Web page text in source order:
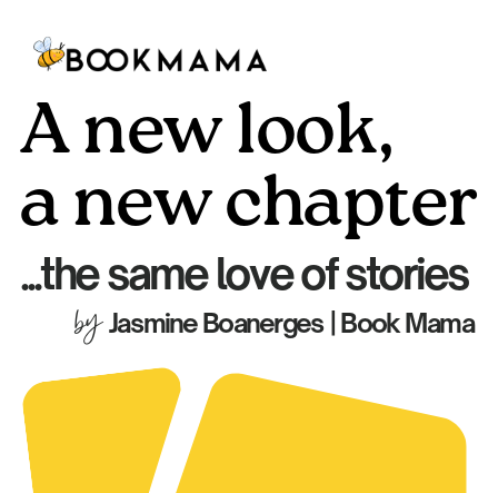
Anewlook,
anewchapter
...thesame loveofstories
by Jasmine Boanerges BookMama